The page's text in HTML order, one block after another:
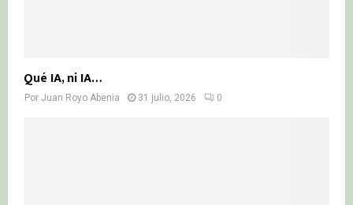
Qué IA, ni IA…
Por Juan Royo Abenia 31 julio, 2026 0